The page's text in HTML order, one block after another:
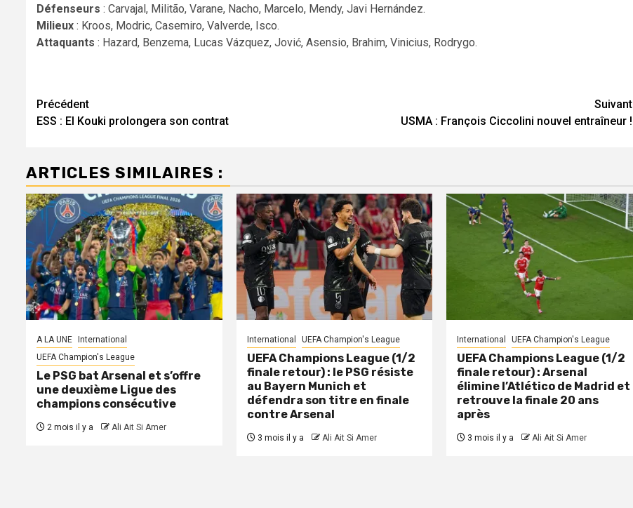
Défenseurs : Carvajal, Militão, Varane, Nacho, Marcelo, Mendy, Javi Hernández.
Milieux : Kroos, Modric, Casemiro, Valverde, Isco.
Attaquants : Hazard, Benzema, Lucas Vázquez, Jović, Asensio, Brahim, Vinicius, Rodrygo.
Navigation
d’article
Précédent
ESS : El Kouki prolongera son contrat
Suivant
USMA : François Ciccolini nouvel entraîneur !
ARTICLES SIMILAIRES :
A LA UNE
International
UEFA Champion's League
Le PSG bat Arsenal et s’offre
une deuxième Ligue des
champions consécutive
2 mois il y a Ali Ait Si Amer
International UEFA Champion's League
UEFA Champions League (1/2
finale retour) : le PSG résiste
au Bayern Munich et
défendra son titre en finale
contre Arsenal
3 mois il y a Ali Ait Si Amer
International UEFA Champion's League
UEFA Champions League (1/2
finale retour) : Arsenal
élimine l’Atlético de Madrid et
retrouve la finale 20 ans
après
3 mois il y a Ali Ait Si Amer